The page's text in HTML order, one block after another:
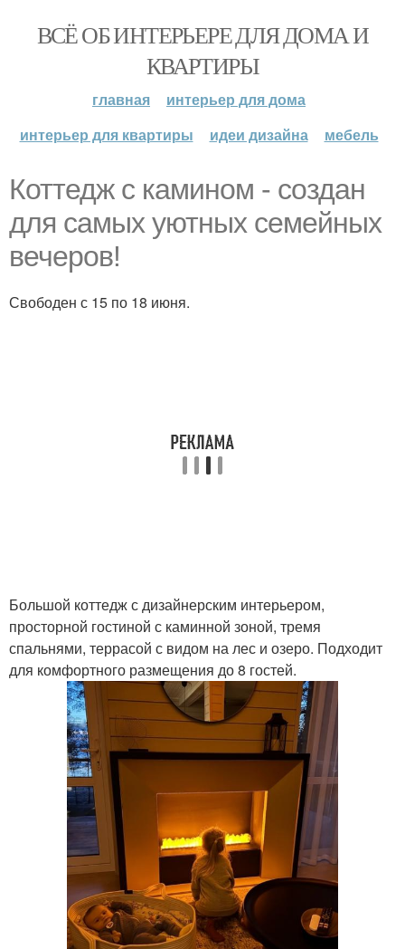
ВСЁ ОБ ИНТЕРЬЕРЕ ДЛЯ ДОМА И
КВАРТИРЫ
главная
интерьер для дома
интерьер для квартиры
идеи дизайна мебель
Коттедж с камином - создан
для самых уютных семейных
вечеров!
Свободен с 15 по 18 июня.
Большой коттедж с дизайнерским интерьером,
просторной гостиной с каминной зоной, тремя
спальнями, террасой с видом на лес и озеро. Подходит
для комфортного размещения до 8 гостей.